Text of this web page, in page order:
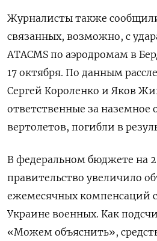
Журналисты также
связанных, возможно, с
ATACMS по аэродромам в
17 октября. По данным
Сергей Короленко и Яков
ответственные за наземное
вертолетов, погибли в
В федеральном бюджете на
правительство увеличило
ежемесячных компенсаций
Украине военных. Как
«Можем объяснить»,